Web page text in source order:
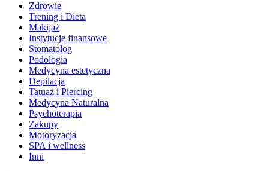
Zdrowie
Trening i Dieta
Makijaż
Instytucje finansowe
Stomatolog
Podologia
Medycyna estetyczna
Depilacja
Tatuaż i Piercing
Medycyna Naturalna
Psychoterapia
Zakupy
Motoryzacja
SPA i wellness
Inni